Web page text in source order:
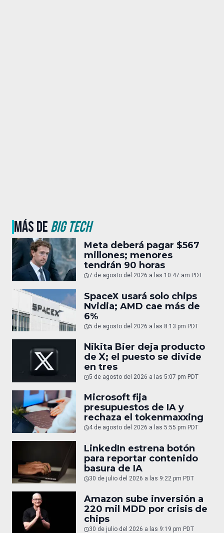
MÁS DEBIG TECH
Meta deberá pagar $567
millones; menores
tendrán 90 horas
7 de agosto del 2026 a las 10:47 am PDT
SpaceX usará solo chips
Nvidia; AMD cae más de
6%
5 de agosto del 2026 a las 8:13 pm PDT
Nikita Bier deja producto
de X; el puesto se divide
en tres
5 de agosto del 2026 a las 5:07 pm PDT
Microsoft fija
presupuestos de IA y
rechaza el tokenmaxxing
4 de agosto del 2026 a las 5:55 pm PDT
LinkedIn estrena botón
para reportar contenido
basura de IA
30 de julio del 2026 a las 9:22 pm PDT
Amazon sube inversión a
220 mil MDD por crisis de
chips
30 de julio del 2026 a las 9:19 pm PDT